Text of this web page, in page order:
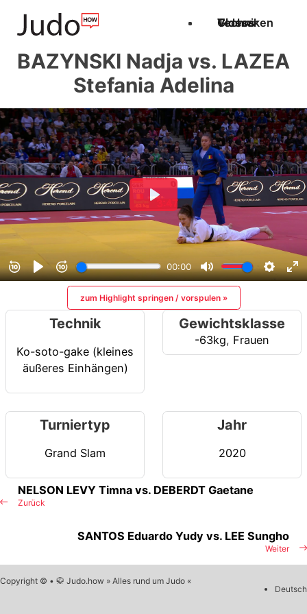
Techniken
Videos
Glossar
BAZYNSKI Nadja vs. LAZEA
Stefania Adelina
zum Highlight springen / vorspulen »
Technik
Ko-soto-gake (kleines
äußeres Einhängen)
Gewichtsklasse
-63kg, Frauen
Turniertyp
Grand Slam
Jahr
2020
Zurück
NELSON LEVY Timna vs. DEBERDT Gaetane
Weiter
SANTOS Eduardo Yudy vs. LEE Sungho
Copyright © • 🥋 Judo.how » Alles rund um Judo «
Deutsch